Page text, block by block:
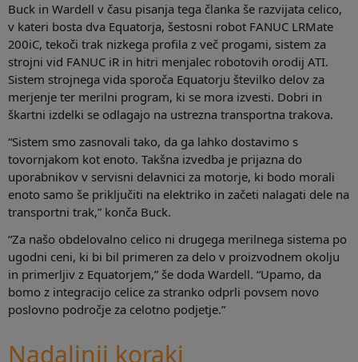
Buck in Wardell v času pisanja tega članka še razvijata celico,
v kateri bosta dva Equatorja, šestosni robot FANUC LRMate
200iC, tekoči trak nizkega profila z več progami, sistem za
strojni vid FANUC iR in hitri menjalec robotovih orodij ATI.
Sistem strojnega vida sporoča Equatorju številko delov za
merjenje ter merilni program, ki se mora izvesti. Dobri in
škartni izdelki se odlagajo na ustrezna transportna trakova.
“Sistem smo zasnovali tako, da ga lahko dostavimo s
tovornjakom kot enoto. Takšna izvedba je prijazna do
uporabnikov v servisni delavnici za motorje, ki bodo morali
enoto samo še priključiti na elektriko in začeti nalagati dele na
transportni trak,” konča Buck.
“Za našo obdelovalno celico ni drugega merilnega sistema po
ugodni ceni, ki bi bil primeren za delo v proizvodnem okolju
in primerljiv z Equatorjem,” še doda Wardell. “Upamo, da
bomo z integracijo celice za stranko odprli povsem novo
poslovno področje za celotno podjetje.”
Nadaljnji koraki